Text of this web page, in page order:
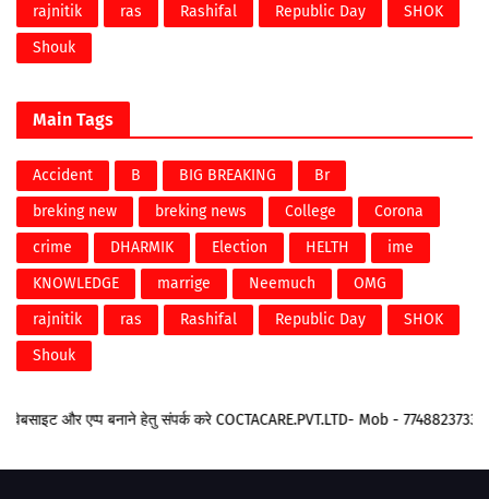
rajnitik
ras Rashifal Republic Day
SHOK
Shouk
Main Tags
Accident B BIG BREAKING
Br
breking new
breking news College
Corona
crime
DHARMIK Election HELTH
ime
KNOWLEDGE
marrige Neemuch
OMG
rajnitik
ras Rashifal Republic Day
SHOK
Shouk
और एप्प बनाने हेतु संपर्क करे COCTACARE.PVT.LTD- Mob - 7748823733